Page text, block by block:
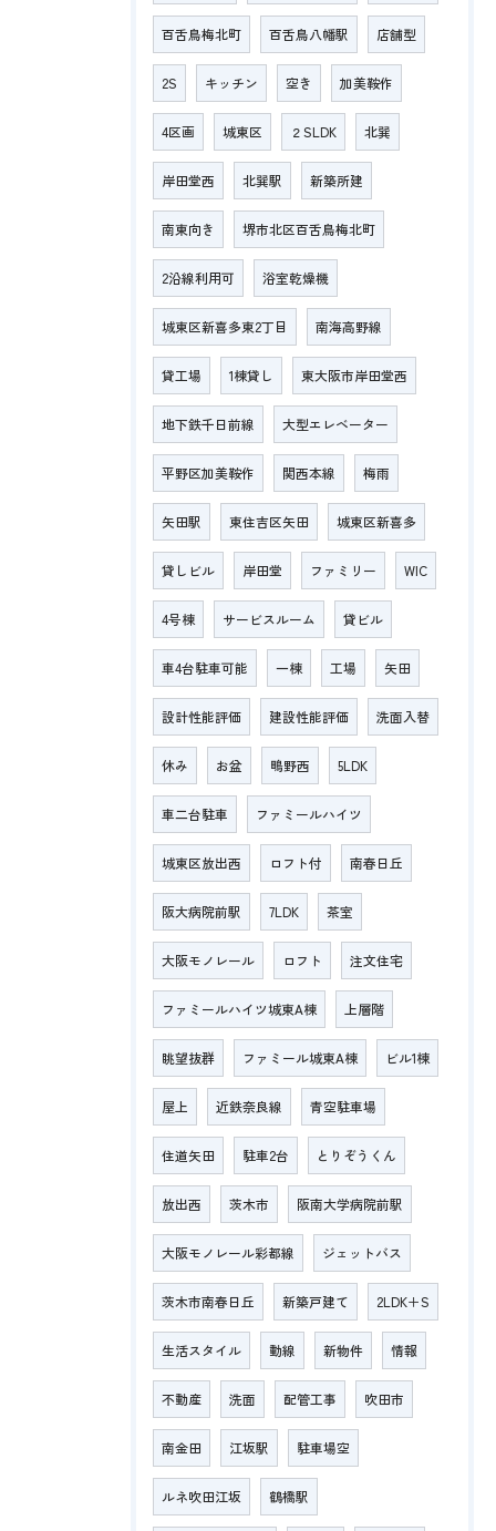
百舌鳥梅北町 百舌鳥八幡駅 店舗型
2S キッチン 空き 加美鞍作
4区画 城東区 ２SLDK 北巽
岸田堂西 北巽駅 新築所建
南東向き 堺市北区百舌鳥梅北町
2沿線利用可 浴室乾燥機
城東区新喜多東2丁目 南海高野線
貸工場 1棟貸し 東大阪市岸田堂西
地下鉄千日前線 大型エレベーター
平野区加美鞍作 関西本線 梅雨
矢田駅 東住吉区矢田 城東区新喜多
貸しビル 岸田堂 ファミリー WIC
4号棟 サービスルーム 貸ビル
車4台駐車可能 一棟 工場 矢田
設計性能評価 建設性能評価 洗面入替
休み お盆 鴫野西 5LDK
車二台駐車 ファミールハイツ
城東区放出西 ロフト付 南春日丘
阪大病院前駅 7LDK 茶室
大阪モノレール ロフト 注文住宅
ファミールハイツ城東A棟 上層階
眺望抜群 ファミール城東A棟 ビル1棟
屋上 近鉄奈良線 青空駐車場
住道矢田 駐車2台 とりぞうくん
放出西 茨木市 阪南大学病院前駅
大阪モノレール彩都線 ジェットバス
茨木市南春日丘 新築戸建て 2LDK＋S
生活スタイル 動線 新物件 情報
不動産 洗面 配管工事 吹田市
南金田 江坂駅 駐車場空
ルネ吹田江坂 鶴橋駅